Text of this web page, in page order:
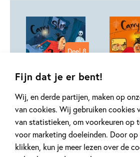
Fijn dat je er bent!
Wij, en derde partijen, maken op
van cookies. Wij gebruiken cookies
van statistieken, om voorkeuren op
voor marketing doeleinden. Door op
klikken, kun je meer lezen over de
Deel 8
Juf Braaksel 8 –
Juf Braaksel en
18,99
Hardcover
Juf
Juf
18,99
Hardcover